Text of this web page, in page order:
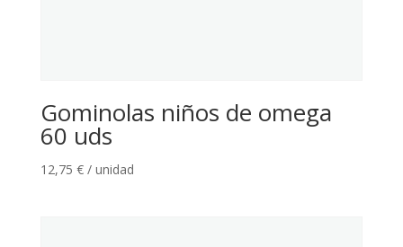
Gominolas niños de omega
60 uds
12,75 € / unidad